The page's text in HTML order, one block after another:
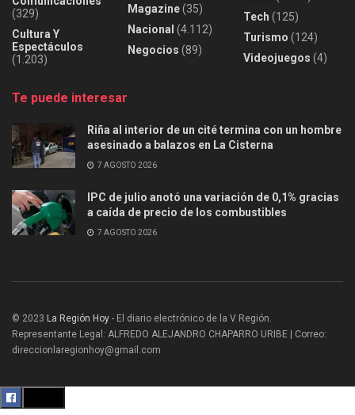
(329)
Cultura Y
Espectáculos
(1.203)
Magazine(35)
Nacional (4.112)
Negocios (89)
Tech (125)
Turismo (124)
Videojuegos (4)
Te puede interesar
Riña al interior de un cité termina con un hombre
asesinado a balazos en La Cisterna
7 AGOSTO 2026
IPC de julio anotó una variación de 0,1% gracias
a caída de precio de los combustibles
7 AGOSTO 2026
© 2023 La Región Hoy - El diario electrónico de la V Región.
Representante Legal: ALFREDO ALEJANDRO CHAPARRO URIBE | Correo:
direccionlaregionhoy@gmail.com